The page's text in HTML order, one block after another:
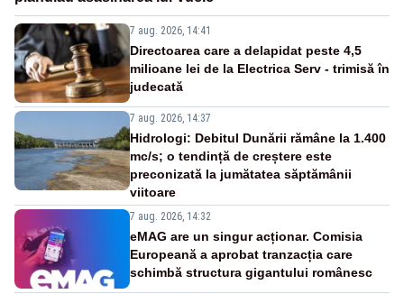
7 aug. 2026, 14:41
Directoarea care a delapidat peste 4,5
milioane lei de la Electrica Serv - trimisă în
judecată
7 aug. 2026, 14:37
Hidrologi: Debitul Dunării rămâne la 1.400
mc/s; o tendință de creștere este
preconizată la jumătatea săptămânii
viitoare
7 aug. 2026, 14:32
eMAG are un singur acționar. Comisia
Europeană a aprobat tranzacția care
schimbă structura gigantului românesc